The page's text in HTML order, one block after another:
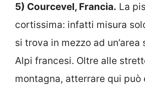
5) Courcevel, Francia. La
cortissima: infatti misura
si trova in mezzo ad
Alpi francesi. Oltre alle
montagna, atterrare qui può